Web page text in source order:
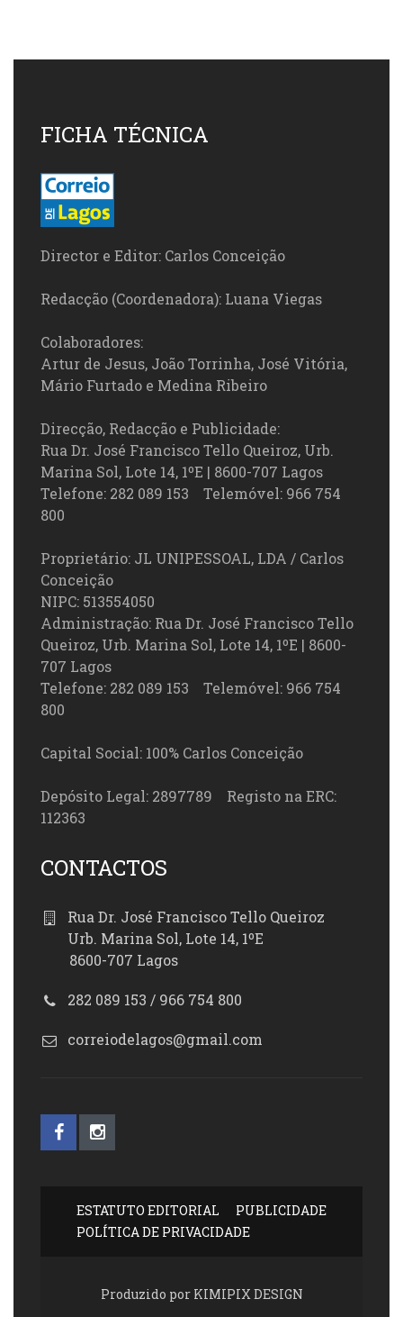
FICHA TÉCNICA
Director e Editor: Carlos Conceição
Redacção (Coordenadora): Luana Viegas
Colaboradores:
Artur de Jesus, João Torrinha, José Vitória,
Mário Furtado e Medina Ribeiro
Direcção, Redacção e Publicidade:
Rua Dr. José Francisco Tello Queiroz, Urb.
Marina Sol, Lote 14, 1ºE | 8600-707 Lagos
Telefone: 282 089 153 Telemóvel: 966 754
800
Proprietário: JL UNIPESSOAL, LDA / Carlos
Conceição
NIPC: 513554050
Administração: Rua Dr. José Francisco Tello
Queiroz, Urb. Marina Sol, Lote 14, 1ºE | 8600-
707 Lagos
Telefone: 282 089 153 Telemóvel: 966 754
800
Capital Social: 100% Carlos Conceição
Depósito Legal: 2897789 Registo na ERC:
112363
CONTACTOS
Rua Dr. José Francisco Tello Queiroz
Urb. Marina Sol, Lote 14, 1ºE
8600-707 Lagos
282 089 153 / 966 754 800
correiodelagos@gmail.com
ESTATUTO EDITORIAL
PUBLICIDADE
POLÍTICA DE PRIVACIDADE
Produzido por KIMIPIX DESIGN